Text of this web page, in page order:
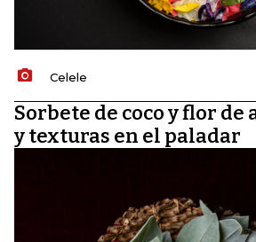
Celele
Sorbete de coco y flor de
y texturas en el paladar